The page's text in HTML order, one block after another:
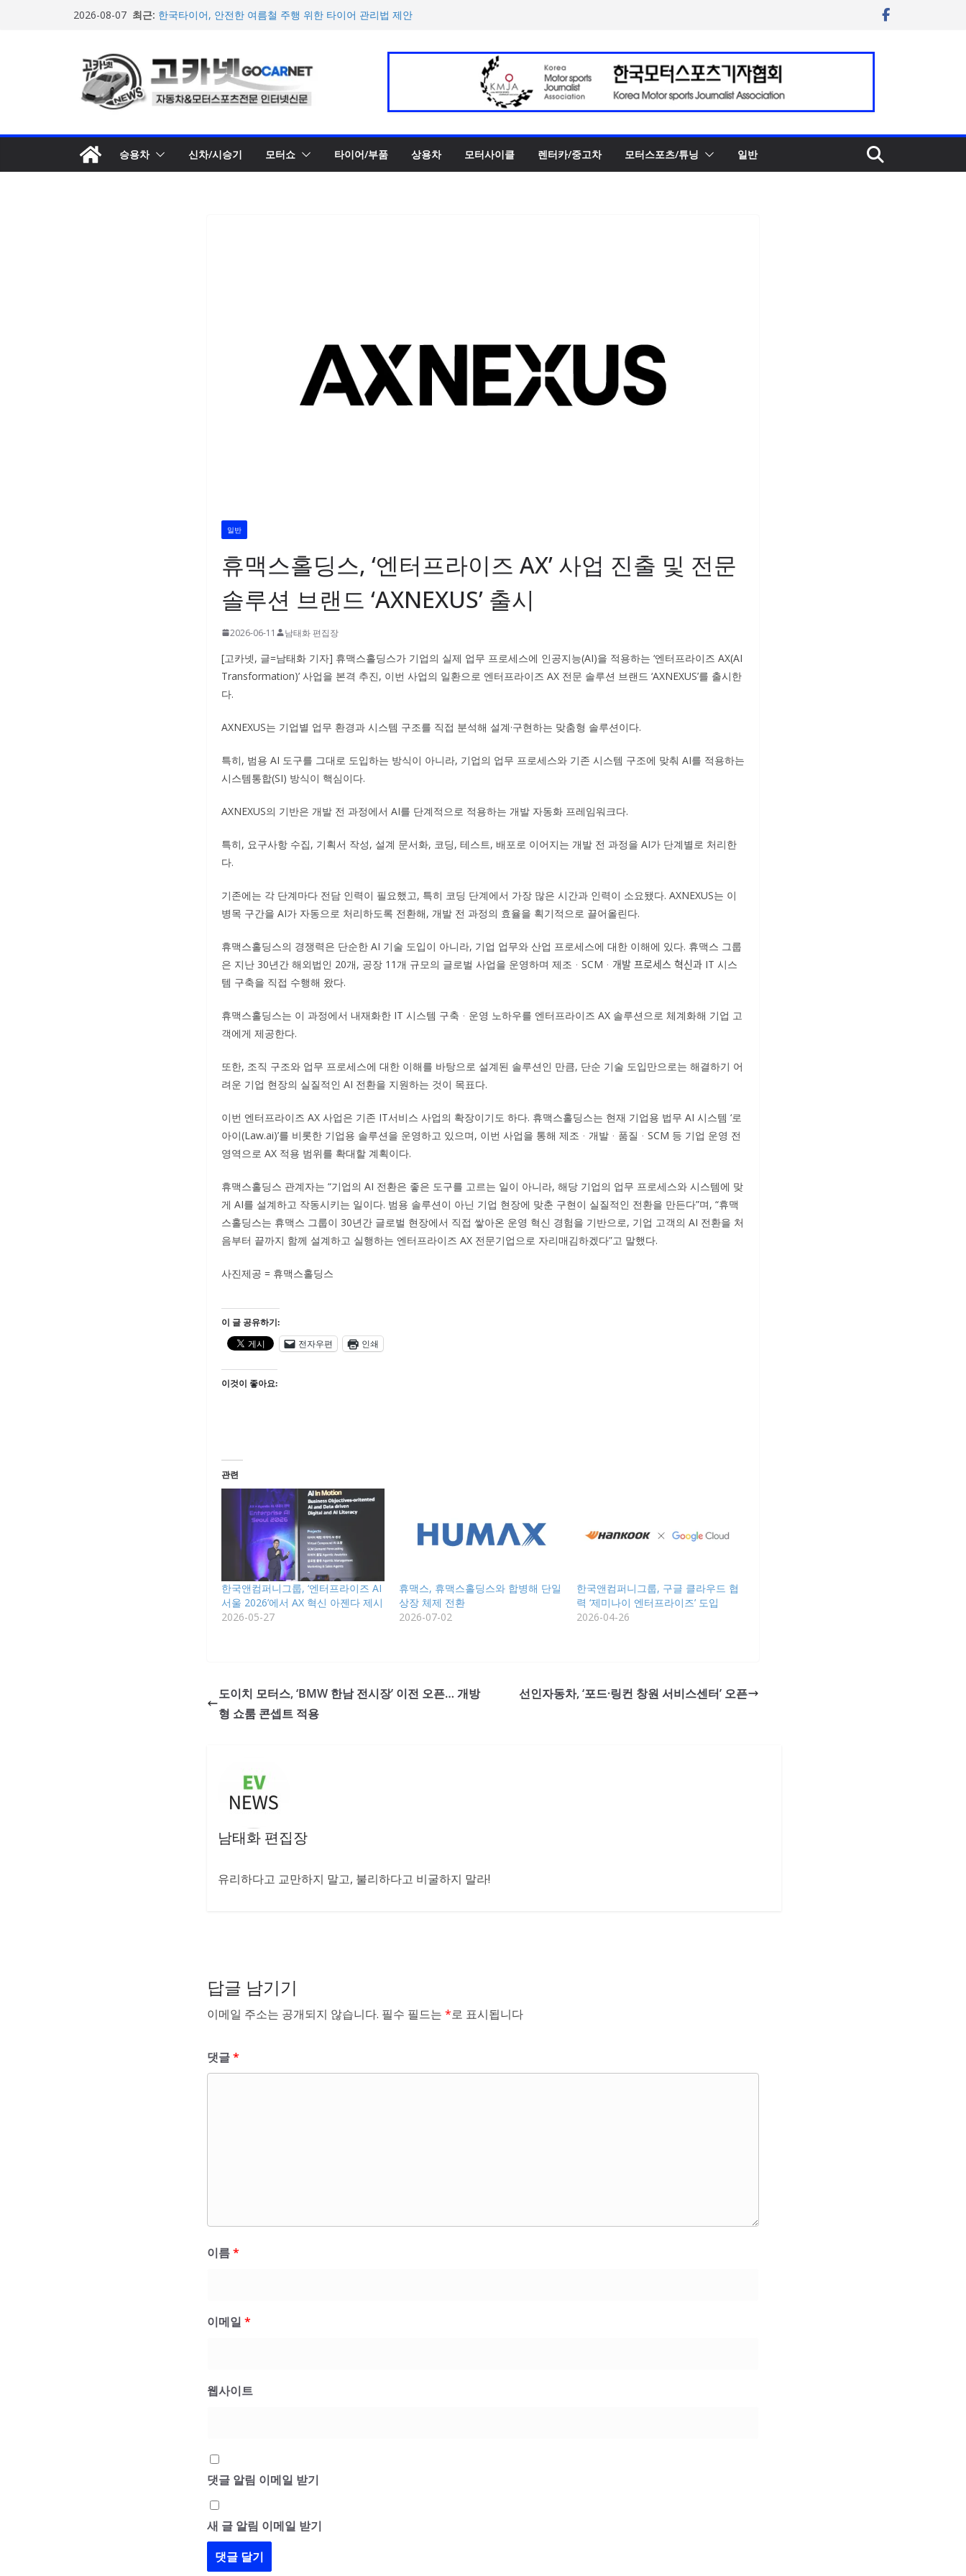
2026-08-07 최근: 한국타이어, 안전한 여름철 주행 위한 타이어 관리법 제안
[신차] 아우디, 100km당 12.8kWh의 전비 달성한 컴팩트 순수 전
기차 ‘A2 e-트론’ 공개
현대차, 8세대 완전변경 ‘디 올 뉴 아반떼’ 주요 사양 및 가격 공
개… 본격 계약 개시
2026년 7월 국내 수입 승용차 신규 등록 전년 대비 14.3% 증가
승용차 신차/시승기 모터쇼 타이어/부품 상용차 모터사이클 렌터카/중고차 모터스포츠/튜닝 일반
일반
휴맥스홀딩스, ‘엔터프라이즈 AX’ 사업 진출 및 전문
솔루션 브랜드 ‘AXNEXUS’ 출시
2026-06-11 남태화 편집장
[고카넷, 글=남태화 기자] 휴맥스홀딩스가 기업의 실제 업무 프로세스에 인공지능(AI)을 적용하는 ‘엔터프라이즈 AX(AI
Transformation)’ 사업을 본격 추진, 이번 사업의 일환으로 엔터프라이즈 AX 전문 솔루션 브랜드 ‘AXNEXUS’를 출시한
다.
AXNEXUS는 기업별 업무 환경과 시스템 구조를 직접 분석해 설계·구현하는 맞춤형 솔루션이다.
특히, 범용 AI 도구를 그대로 도입하는 방식이 아니라, 기업의 업무 프로세스와 기존 시스템 구조에 맞춰 AI를 적용하는
시스템통합(SI) 방식이 핵심이다.
AXNEXUS의 기반은 개발 전 과정에서 AI를 단계적으로 적용하는 개발 자동화 프레임워크다.
특히, 요구사항 수집, 기획서 작성, 설계 문서화, 코딩, 테스트, 배포로 이어지는 개발 전 과정을 AI가 단계별로 처리한
다.
기존에는 각 단계마다 전담 인력이 필요했고, 특히 코딩 단계에서 가장 많은 시간과 인력이 소요됐다. AXNEXUS는 이
병목 구간을 AI가 자동으로 처리하도록 전환해, 개발 전 과정의 효율을 획기적으로 끌어올린다.
휴맥스홀딩스의 경쟁력은 단순한 AI 기술 도입이 아니라, 기업 업무와 산업 프로세스에 대한 이해에 있다. 휴맥스 그룹
은 지난 30년간 해외법인 20개, 공장 11개 규모의 글로벌 사업을 운영하며 제조ᆞSCMᆞ개발 프로세스 혁신과 IT 시스
템 구축을 직접 수행해 왔다.
휴맥스홀딩스는 이 과정에서 내재화한 IT 시스템 구축ᆞ운영 노하우를 엔터프라이즈 AX 솔루션으로 체계화해 기업 고
객에게 제공한다.
또한, 조직 구조와 업무 프로세스에 대한 이해를 바탕으로 설계된 솔루션인 만큼, 단순 기술 도입만으로는 해결하기 어
려운 기업 현장의 실질적인 AI 전환을 지원하는 것이 목표다.
이번 엔터프라이즈 AX 사업은 기존 IT서비스 사업의 확장이기도 하다. 휴맥스홀딩스는 현재 기업용 법무 AI 시스템 ‘로
아이(Law.ai)’를 비롯한 기업용 솔루션을 운영하고 있으며, 이번 사업을 통해 제조ᆞ개발ᆞ품질ᆞSCM 등 기업 운영 전
영역으로 AX 적용 범위를 확대할 계획이다.
휴맥스홀딩스 관계자는 “기업의 AI 전환은 좋은 도구를 고르는 일이 아니라, 해당 기업의 업무 프로세스와 시스템에 맞
게 AI를 설계하고 작동시키는 일이다. 범용 솔루션이 아닌 기업 현장에 맞춘 구현이 실질적인 전환을 만든다”며, “휴맥
스홀딩스는 휴맥스 그룹이 30년간 글로벌 현장에서 직접 쌓아온 운영 혁신 경험을 기반으로, 기업 고객의 AI 전환을 처
음부터 끝까지 함께 설계하고 실행하는 엔터프라이즈 AX 전문기업으로 자리매김하겠다”고 말했다.
사진제공 = 휴맥스홀딩스
이 글 공유하기:
전자우편
인쇄
이것이 좋아요:
관련
한국앤컴퍼니그룹, ‘엔터프라이즈 AI
서울 2026’에서 AX 혁신 아젠다 제시
2026-05-27
휴맥스, 휴맥스홀딩스와 합병해 단일
상장 체제 전환
2026-07-02
한국앤컴퍼니그룹, 구글 클라우드 협
력 ‘제미나이 엔터프라이즈’ 도입
2026-04-26
도이치 모터스, ‘BMW 한남 전시장’ 이전 오픈… 개방
형 쇼룸 콘셉트 적용
선인자동차, ‘포드·링컨 창원 서비스센터’ 오픈
남태화 편집장
유리하다고 교만하지 말고, 불리하다고 비굴하지 말라!
답글 남기기
이메일 주소는 공개되지 않습니다. 필수 필드는 *로 표시됩니다
댓글*
이름*
이메일 *
웹사이트
댓글 알림 이메일 받기
새 글 알림 이메일 받기